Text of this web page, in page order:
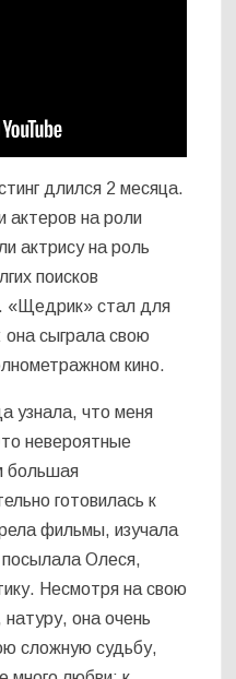
длился 2 месяца.
актеров на роли
актрису на роль
поисков
«Щедрик» стал для
сыграла свою
кино.
узнала, что меня
невероятные
большая
готовилась к
фильмы, изучала
Олеся,
Несмотря на свою
натуру, она очень
сложную судьбу,